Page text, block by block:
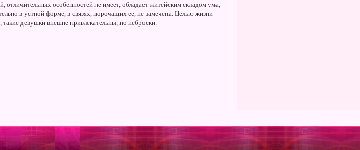
особенностей не имеет, обладает житейским складом ума,
в устной форме, в связях, порочащих ее, не замечена. Целью жизни
девушки внешне привлекательны, но неброски.